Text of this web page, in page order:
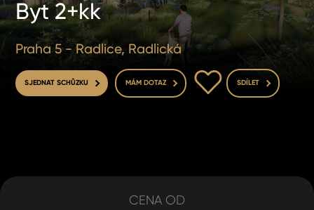
Byt 2+kk
Praha 5 - Radlice, Radlická
SJEDNAT SCHŮZKU MÁM DOTAZ
DO OBLÍBENÝCH
SDÍLET
CENA OD